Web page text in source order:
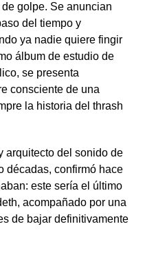
golpe. Se anuncian
del tiempo y
ya nadie quiere fingir
álbum de estudio de
se presenta
consciente de una
la historia del thrash
arquitecto del sonido de
décadas, confirmó hace
este sería el último
acompañado por una
de bajar definitivamente